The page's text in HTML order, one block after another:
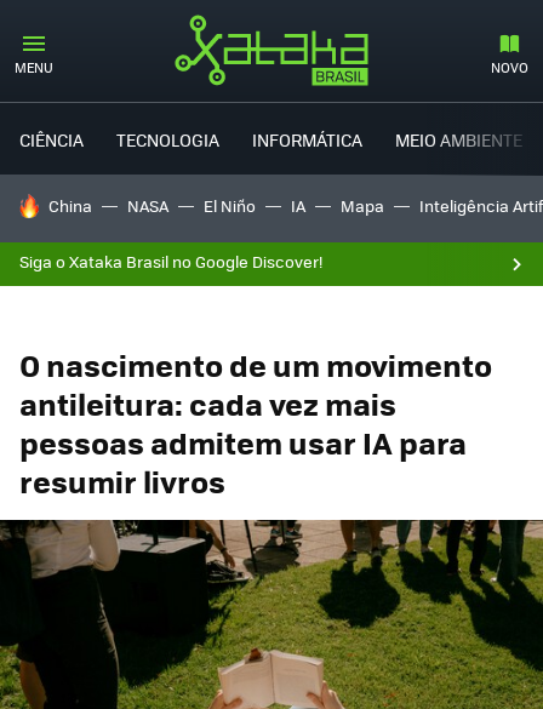
MENU NOVO
CIÊNCIA TECNOLOGIA INFORMÁTICA MEIO AMBIENTE
TENDÊNCIAS DO DIA
China NASA El Niño IA Mapa Inteligência
Siga o Xataka Brasil no Google Discover!
O nascimento de um movimento
antileitura: cada vez mais
pessoas admitem usar IA para
resumir livros